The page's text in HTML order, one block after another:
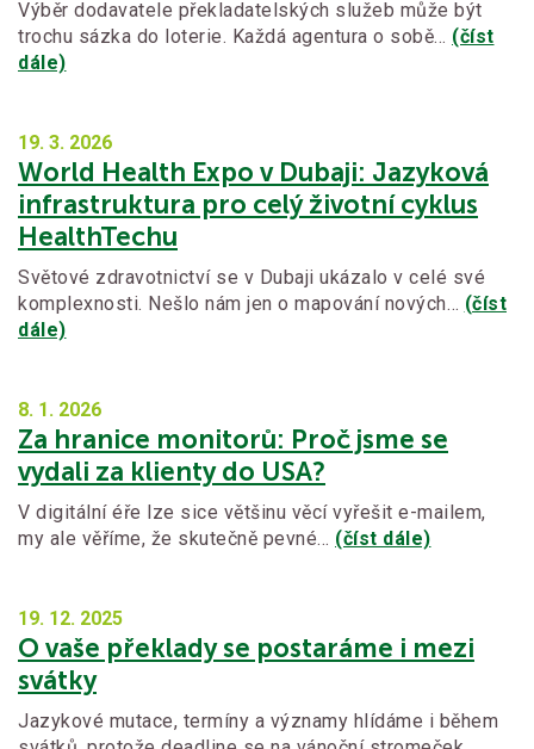
Výběr dodavatele překladatelských služeb může být
trochu sázka do loterie. Každá agentura o sobě… (číst
dále)
19. 3. 2026
World Health Expo v Dubaji: Jazyková
infrastruktura pro celý životní cyklus
HealthTechu
Světové zdravotnictví se v Dubaji ukázalo v celé své
komplexnosti. Nešlo nám jen o mapování nových… (číst
dále)
8. 1. 2026
Za hranice monitorů: Proč jsme se
vydali za klienty do USA?
V digitální éře lze sice většinu věcí vyřešit e-mailem,
my ale věříme, že skutečně pevné… (číst dále)
19. 12. 2025
O vaše překlady se postaráme i mezi
svátky
Jazykové mutace, termíny a významy hlídáme i během